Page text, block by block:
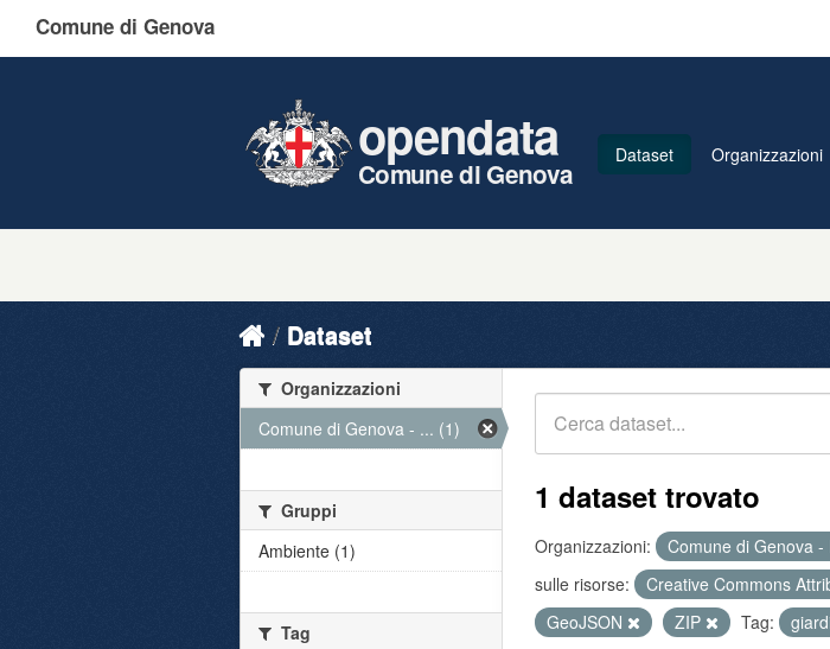
Comune di Genova
opendata
Comune di Genova
Dataset Organizzazioni
Dataset
1 dataset trovato
Organizzazioni: Comune di Genova
sulle risorse:
Creative Commons
GeoJSON
ZIP Tag:
Organizzazioni
Comune di Genova - ... (1)
Gruppi
Ambiente (1)
Tag